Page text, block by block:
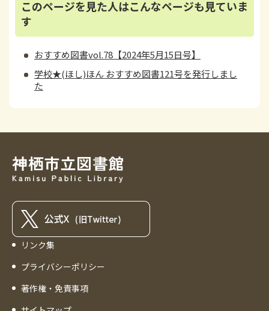
このページを見た人はこんなページも見ていま
す
おすすめ図書vol.78【2024年5月15日号】
学校★(ほし)ほん おすすめ図書121号を発行しまし
た
リンク集
プライバシーポリシー
著作権・免責事項